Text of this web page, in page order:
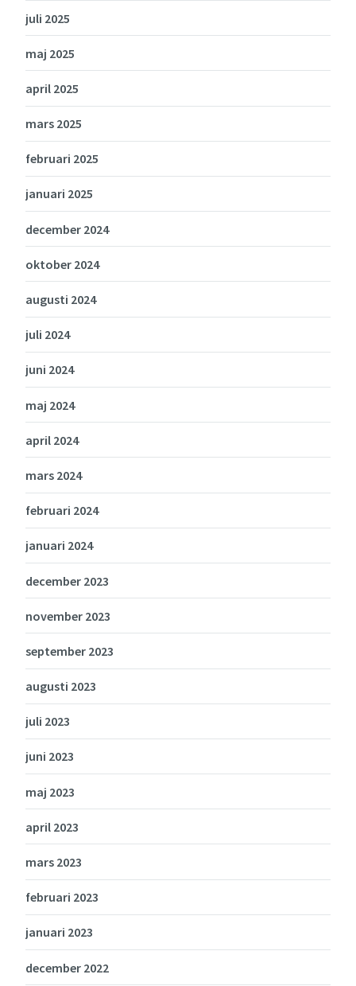
juli 2025
maj 2025
april 2025
mars 2025
februari 2025
januari 2025
december 2024
oktober 2024
augusti 2024
juli 2024
juni 2024
maj 2024
april 2024
mars 2024
februari 2024
januari 2024
december 2023
november 2023
september 2023
augusti 2023
juli 2023
juni 2023
maj 2023
april 2023
mars 2023
februari 2023
januari 2023
december 2022